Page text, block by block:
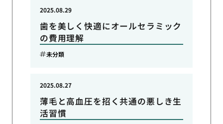
歯を美しく快適にオールセラミック
の費用理解
2025.08.29
未分類
薄毛と高血圧を招く共通の悪しき生
活習慣
2025.08.27